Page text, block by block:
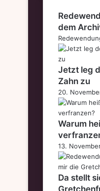
dem
Jetzt leg
Zahn zu
20.
Warum
13.
Da stellt